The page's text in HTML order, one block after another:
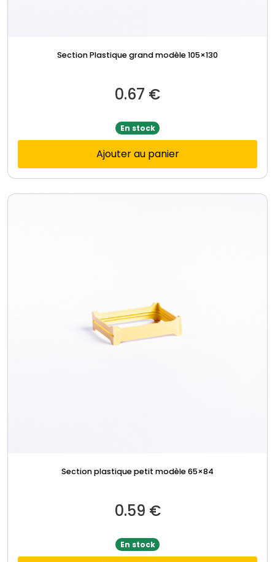
Section Plastique grand modèle 105×130
0.67 €
En stock
Ajouter au panier
Section plastique petit modèle 65×84
0.59 €
En stock